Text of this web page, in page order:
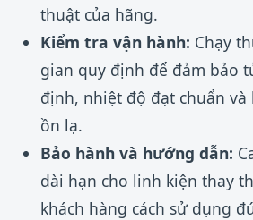
thuật của hãng.
Kiểm tra vận hành: Chạy
gian quy định để đảm bảo
định, nhiệt độ đạt chuẩn
ồn lạ.
Bảo hành và hướng dẫn:
dài hạn cho linh kiện thay
khách hàng cách sử dụng